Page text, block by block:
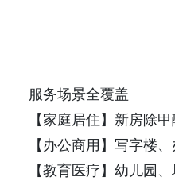
服务场景全覆盖
【家庭居住】新房除
【办公商用】写字楼
【教育医疗】幼儿园